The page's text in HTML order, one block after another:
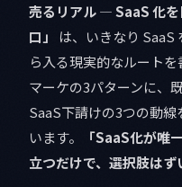
売るリアル — SaaS 化
口」
は、いきなり
ら入る現実的なルート
マーケの3パターンに、
SaaS下請けの3つの動
います。
「SaaS化が唯
立つだけで、選択肢は